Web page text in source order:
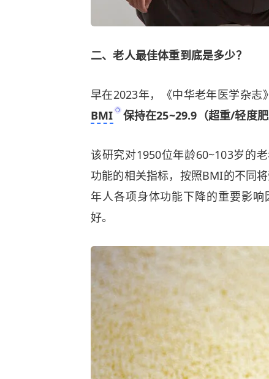
二、老人最佳体重到底是多少？
早在2023年，《中华老年医学杂志
BMI
保持在25~29.9（超重/轻度
该研究对1950位年龄60~103岁的
功能的相关指标，按照BMI的不同
年人各项身体功能下降的重要影
好。